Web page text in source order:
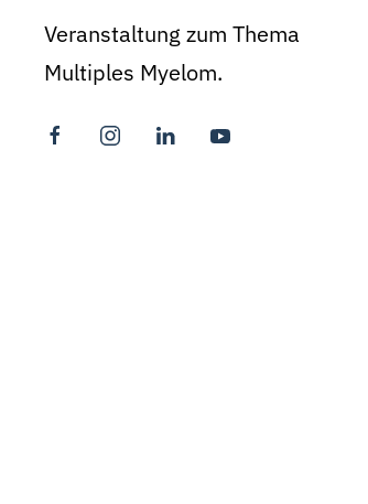
Veranstaltung zum Thema
Multiples Myelom.